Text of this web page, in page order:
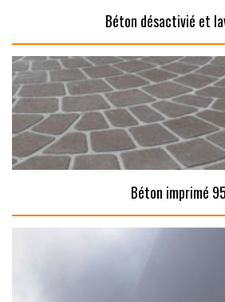
Béton désactivié et
Béton imprimé 95